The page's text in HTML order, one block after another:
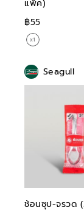
แพ็ค)
฿55
Seagull
ช้อนซุป-จรวด